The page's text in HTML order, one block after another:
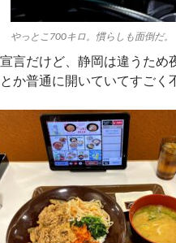
やっとこ700キロ。慣らしも面倒だ。
言だけど、静岡は違うため
か普通に開いていてすごく